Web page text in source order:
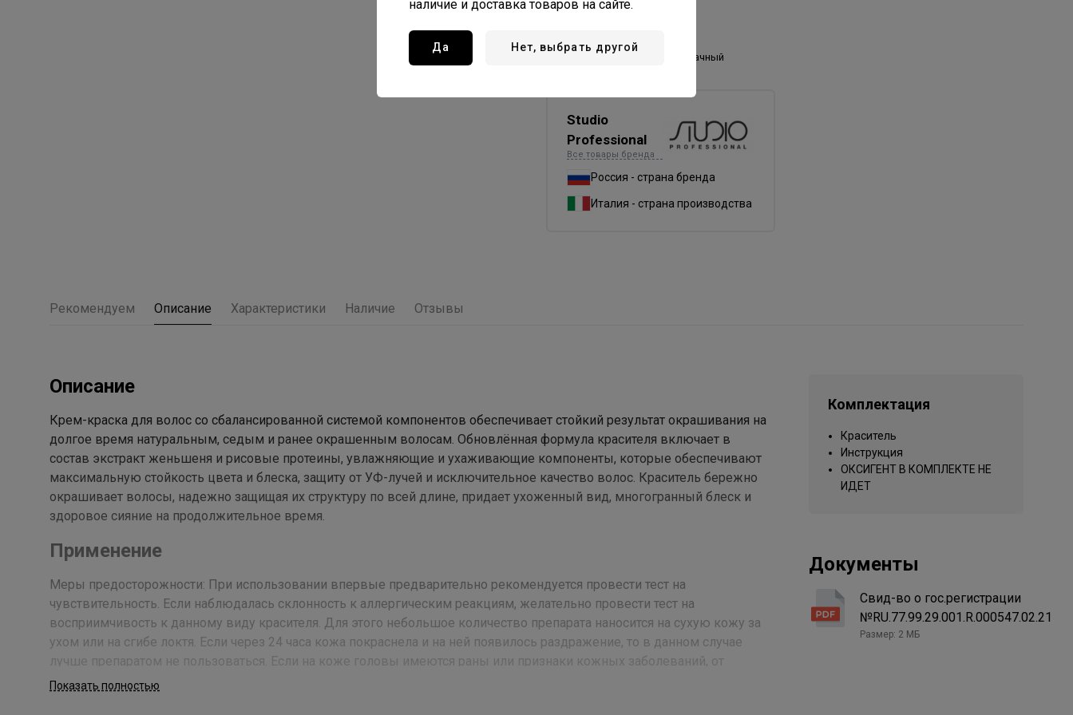
Название цвета прозрачный
Studio
Professional
Все товары бренда
Россия - страна бренда
Италия - страна производства
Рекомендуем Описание Характеристики Наличие Отзывы
Описание
Крем-краска для волос со сбалансированной системой компонентов обеспечивает стойкий результат окрашивания на
долгое время натуральным, седым и ранее окрашенным волосам. Обновлённая формула красителя включает в
состав экстракт женьшеня и рисовые протеины, увлажняющие и ухаживающие компоненты, которые обеспечивают
максимальную стойкость цвета и блеска, защиту от УФ-лучей и исключительное качество волос. Краситель бережно
окрашивает волосы, надежно защищая их структуру по всей длине, придает ухоженный вид, многогранный блеск и
здоровое сияние на продолжительное время.
Применение
Меры предосторожности: При использовании впервые предварительно рекомендуется провести тест на
чувствительность. Если наблюдалась склонность к аллергическим реакциям, желательно провести тест на
восприимчивость к данному виду красителя. Для этого небольшое количество препарата наносится на сухую кожу за
ухом или на сгибе локтя. Если через 24 часа кожа покраснела и на ней появилось раздражение, то в данном случае
лучше препаратом не пользоваться. Если на коже головы имеются раны или признаки кожных заболеваний, от
окраски следует отказаться на время, чтобы не ухудшить состояние здоровья. В случае если волосы грязные вымыть
Показать полностью
Комплектация
Краситель
Инструкция
ОКСИГЕНТ В КОМПЛЕКТЕ НЕ
ИДЕТ
Документы
Свид-во о гос.регистрации
№RU.77.99.29.001.R.000547.02.21
Размер: 2 МБ
наличие и доставка товаров на сайте.
Да Нет, выбрать другой